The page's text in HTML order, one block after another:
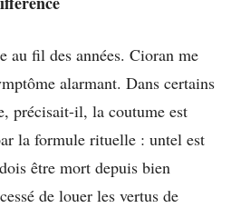
au fil des années. Cioran me
alarmant. Dans certains
précisait-il, la coutume est
la formule rituelle : untel est
être mort depuis bien
de louer les vertus de